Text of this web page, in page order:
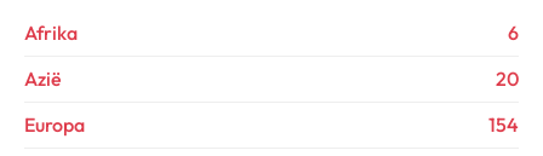
Afrika
6
Azië
20
Europa
154